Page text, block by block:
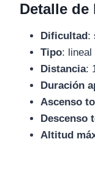
Detalle de
Dificultad :
Tipo: lineal
Distancia:
Duración
Ascenso
Descenso
Altitud